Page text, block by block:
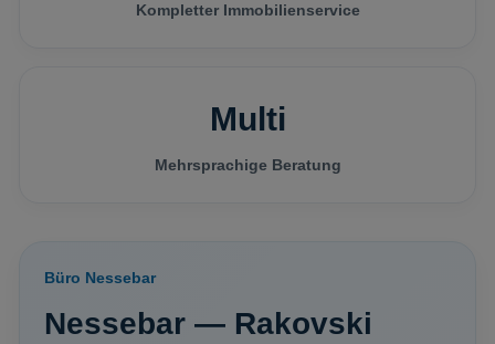
Kompletter Immobilienservice
Multi
Mehrsprachige Beratung
Büro Nessebar
Nessebar — Rakovski